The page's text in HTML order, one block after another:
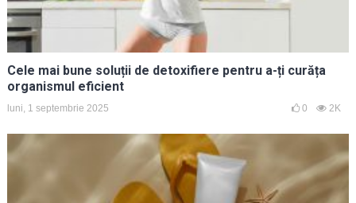
Cele mai bune soluții de detoxifiere pentru a-ți curăța
organismul eficient
luni, 1 septembrie 2025 0 2K